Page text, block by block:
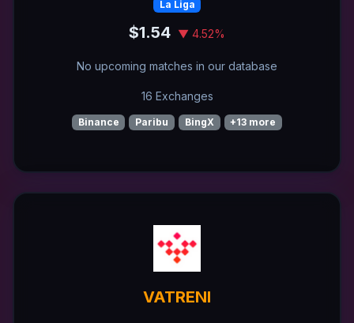
La Liga
$1.54 ▼ 4.52%
No upcoming matches in our database
16 Exchanges
Binance Paribu BingX +13 more
VATRENI